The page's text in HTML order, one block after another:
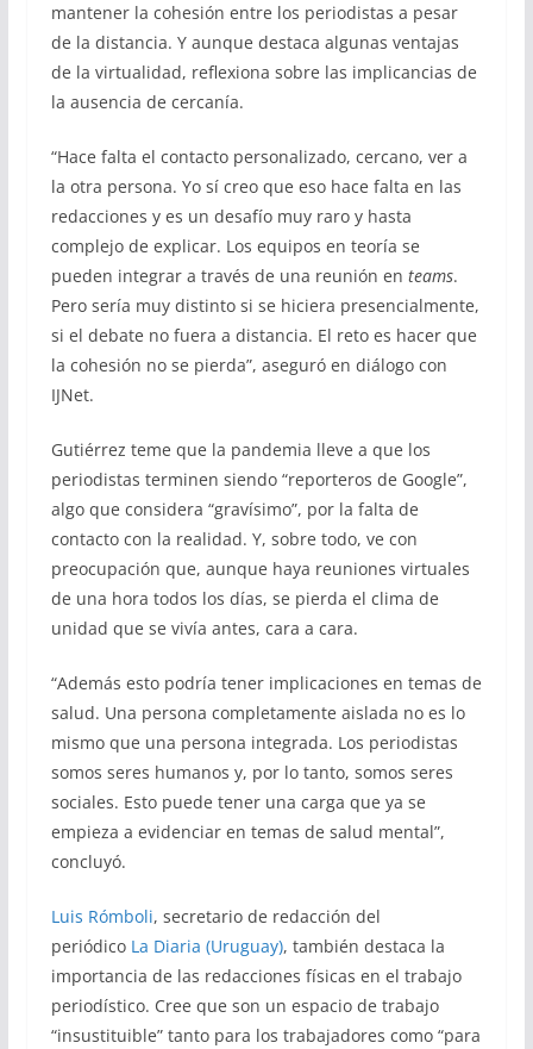
mantener la cohesión entre los periodistas a pesar
de la distancia. Y aunque destaca algunas ventajas
de la virtualidad, reflexiona sobre las implicancias de
la ausencia de cercanía.
“Hace falta el contacto personalizado, cercano, ver a
la otra persona. Yo sí creo que eso hace falta en las
redacciones y es un desafío muy raro y hasta
complejo de explicar. Los equipos en teoría se
pueden integrar a través de una reunión en teams.
Pero sería muy distinto si se hiciera presencialmente,
si el debate no fuera a distancia. El reto es hacer que
la cohesión no se pierda”, aseguró en diálogo con
IJNet.
Gutiérrez teme que la pandemia lleve a que los
periodistas terminen siendo “reporteros de Google”,
algo que considera “gravísimo”, por la falta de
contacto con la realidad. Y, sobre todo, ve con
preocupación que, aunque haya reuniones virtuales
de una hora todos los días, se pierda el clima de
unidad que se vivía antes, cara a cara.
“Además esto podría tener implicaciones en temas de
salud. Una persona completamente aislada no es lo
mismo que una persona integrada. Los periodistas
somos seres humanos y, por lo tanto, somos seres
sociales. Esto puede tener una carga que ya se
empieza a evidenciar en temas de salud mental”,
concluyó.
Luis Rómboli, secretario de redacción del
periódico La Diaria (Uruguay), también destaca la
importancia de las redacciones físicas en el trabajo
periodístico. Cree que son un espacio de trabajo
“insustituible” tanto para los trabajadores como “para